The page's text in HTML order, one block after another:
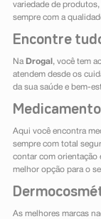
variedade de produtos,
sempre com a
Encontre
Na Drogal , você tem
atendem desde os
da sua saúde e bem-
Aqui você encontra
sempre com total
contar com orientação
melhor opção para o
As melhores marcas